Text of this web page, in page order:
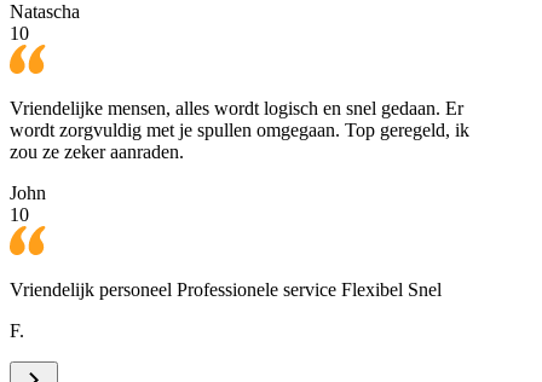
Natascha
10
Vriendelijke mensen, alles wordt logisch en snel gedaan. Er
wordt zorgvuldig met je spullen omgegaan. Top geregeld, ik
zou ze zeker aanraden.
John
10
Vriendelijk personeel Professionele service Flexibel Snel
F.